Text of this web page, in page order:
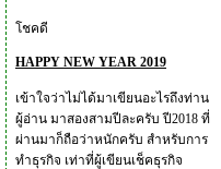
โชคดี
HAPPY NEW YEAR 2019
เข้าใจว่าไม่ได้มาเขียนอะไรถึงท่าน
ผู้อ่าน มาสองสามปีละครับ ปี2018 ที่
ผ่านมาก็ถือว่าหนักครับ สำหรับการ
ทำธุรกิจ เท่าที่ผู้เขียนเช็คธุรกิจ